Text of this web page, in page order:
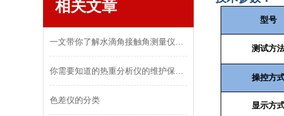
相关文章
色差仪的分类
型号
测试方
操控方
显示方